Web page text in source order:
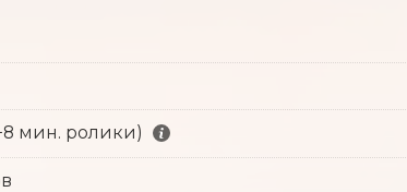
мин. ролики)